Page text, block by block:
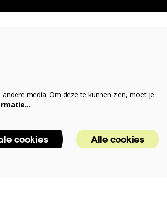
media. Om deze te kunnen zien, moet je
cookies Alle cookies